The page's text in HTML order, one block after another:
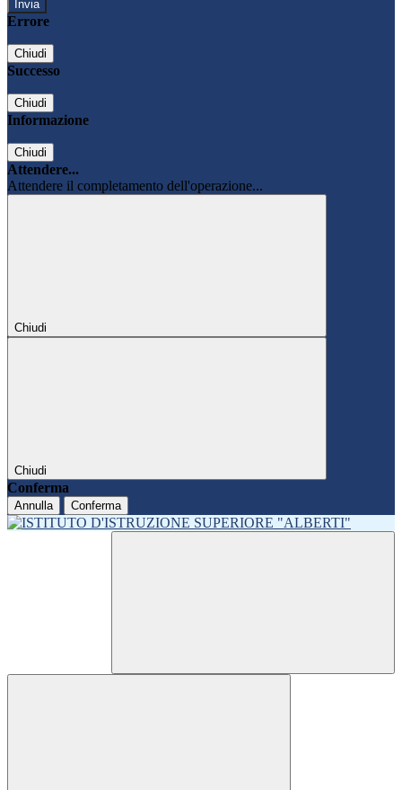
Errore
Chiudi
Successo
Chiudi
Informazione
Chiudi
Attendere...
Attendere il completamento dell'operazione...
Chiudi
Chiudi
Conferma
Annulla Conferma